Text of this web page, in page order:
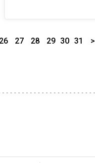
26 27 28 29 30 31 >